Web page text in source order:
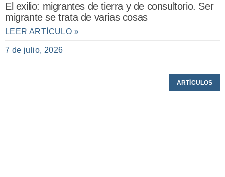
El exilio: migrantes de tierra y de consultorio. Ser
migrante se trata de varias cosas
LEER ARTÍCULO »
7 de julio, 2026
ARTÍCULOS